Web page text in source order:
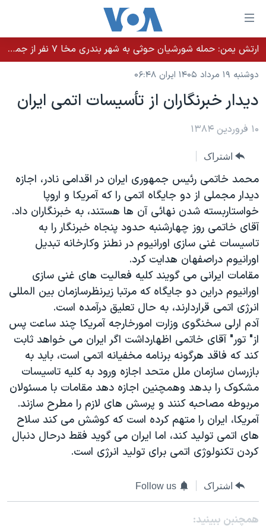
لینکهای
قابل
دسترسی
جهش
محتوای
جهش
اصلی
جهش
به
جستجو
خانه
نسخه سبک وب‌سایت
موضوع ها
ایران
ورزشی
گزیده‌ها
ویژه برنامه‌ها
ویدیوها
فرهنگ و زندگی
حقوق شهروندی
اقتصادی
علم و فناوری
اسرائیل در جنگ
گالری عکس
آرشیو پخش زنده
برنامه های تلویزیونی
جدول برنامه ها
جام جهانی ۲۰۲۶
عملیات خشم حماسی
۲۵۰سالگی آمریکا
بایگانی برنامه‌های تلویزیونی
مستندها
انتخابات ریاست جمهوری آمریکا ۲۰۲۴
حمله جمهوری اسلامی به اسرائیل
رمز مهسا
ورزش زنان در ایران
اعتراضات زن، زندگی، آزادی
مجموعه مستندهای دادخواهی
تریبونال مردمی آبان ۹۸
دادگاه حمید نوری
قانون شفافیت دارائی کادر رهبری ایران
فرکانس‌های صدای آمریکا
پخش رادیویی
یادگیری زبان انگلیسی
دنبال کنید
زبانهای مختلف
ارتش یمن: حمله شورشیان حوثی به شهر بندری مخا ۷ نفر از جمله غیرنظامیان را کشت
دوشنبه ۱۹ مرداد ۱۴۰۵ ایران ۰۶:۴۸
ديدار خبرنگاران از تأسيسات اتمی ايران
۱۰ فروردین ۱۳۸۴
اشتراک
محمد خاتمی رئيس جمهوری ايران در اقدامی نادر، اجازه
ديدار مجملی از دو جايگاه اتمی را که آمريکا و اروپا
خواستاربسته شدن نهائی آن ها هستند، به خبرنگاران داد.
آقای خاتمی روز چهارشنبه حدود پنجاه خبرنگار را به
تاسيسات غنی سازی اورانيوم در نطنز وکارخانه تبديل
اورانيوم دراصفهان هدايت کرد.
مقامات ايرانی می گويند کليه فعاليت های غنی سازی
اورانيوم دراين دو جايگاه که مرتبا زيرنظرسازمان بين المللی
انرژی اتمی قراردارند، به حال تعليق درآمده است.
آدم ارلی سخنگوی وزارت امورخارجه آمريکا چند ساعت پس
از" تور" آقای خاتمی اظهارداشت اگر ايران می خواهد ثابت
کند که فاقد هرگونه برنامه مخفيانه اتمی است، بايد به
بازرسان سازمان ملل متحد اجازه ورود به کليه تاسيسات
مشکوک را بدهد وهمچنين اجازه دهد مقامات با مسئولان
مربوطه مصاحبه کنند و پرسش های لازم را مطرح سازند.
آمريکا، ايران را متهم کرده است که کوشش می کند سلاح
های اتمی توليد کند، اما ايران می گويد فقط درحال دنبال
کردن تکنولوژی اتمی برای توليد انرژی است.
اشتراک Follow us
همچنبن ببینید: